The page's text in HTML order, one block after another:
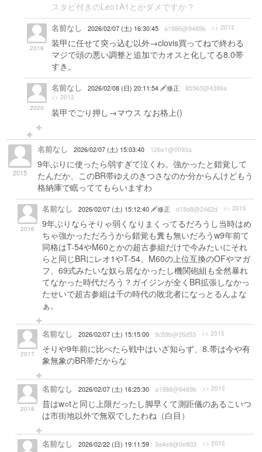
スタビ付きのLeo1A1とかダメですか？
2019
名前なし 2026/02/07 (土) 16:30:45 a1986@9489b >> 2012
装甲に任せて突っ込む以外→clovis買ってねで終わる
マジで頭の悪い調整と追加でカオスと化してる8.0帯
すき。
2020
名前なし 2026/02/08 (日) 20:11:54 修正 85563@4386a
>> 2012
装甲でごり押し→マウス なお格上()
2015
名前なし 2026/02/07 (土) 15:03:40 126e1@0093a
9年ぶりに使ったら弱すぎて泣くわ。強かったと錯覚して
たんだか、このBR帯ゆえのきつさなのか分からんけどもう
格納庫で眠っててもらいますわ
2016
名前なし 2026/02/07 (土) 15:12:40 修正 d18d8@2462d >> 2015
9年ぶりならそりゃ弱くなりまくってるだろうし当時はめ
ちゃ強かっただろうから錯覚も糞も無いだろうw9年前て
同格はT-54やM60とかの超古参組だけで今みたいにそれ
らと同じBRにレオ1やT-54、M60の上位互換のOFやマガ
フ、69式みたいな奴ら居なかったし機関砲組も全然暴れ
てなかった時代だろう？ガイジンが全くBR拡張しなかっ
たせいで超古参組は千の時代の敗北者になっとるんよな
ぁ。
2017
名前なし 2026/02/07 (土) 15:15:00 9c59b@26d53 >> 2015
そりや9年前に比べたら戦中はいざ知らず、8.帯は今や有
象無象のBR帯だからな
2018
名前なし 2026/02/07 (土) 16:25:30 a1986@9489b >> 2015
昔はw○tと同じ上限だったし脚早くて測距儀のあるこいつ
は市街地以外で無双でしたわね（白目）
名前なし 2026/02/22 (日) 19:11:59 3a4e9@0e803 >> 2015